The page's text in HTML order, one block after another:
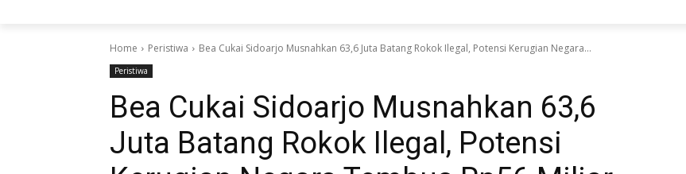
Home Peristiwa Bea Cukai Sidoarjo Musnahkan 63,6 Juta Batang Rokok Ilegal, Potensi Kerugian Negara...
Peristiwa
Bea Cukai Sidoarjo Musnahkan 63,6
Juta Batang Rokok Ilegal, Potensi